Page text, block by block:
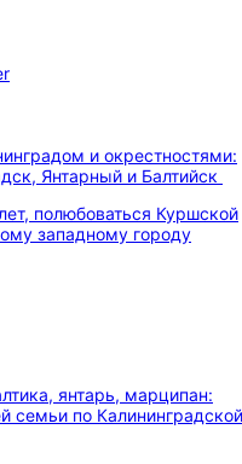
и окрестностями:
Янтарный и Балтийск
полюбоваться Куршской
западному городу